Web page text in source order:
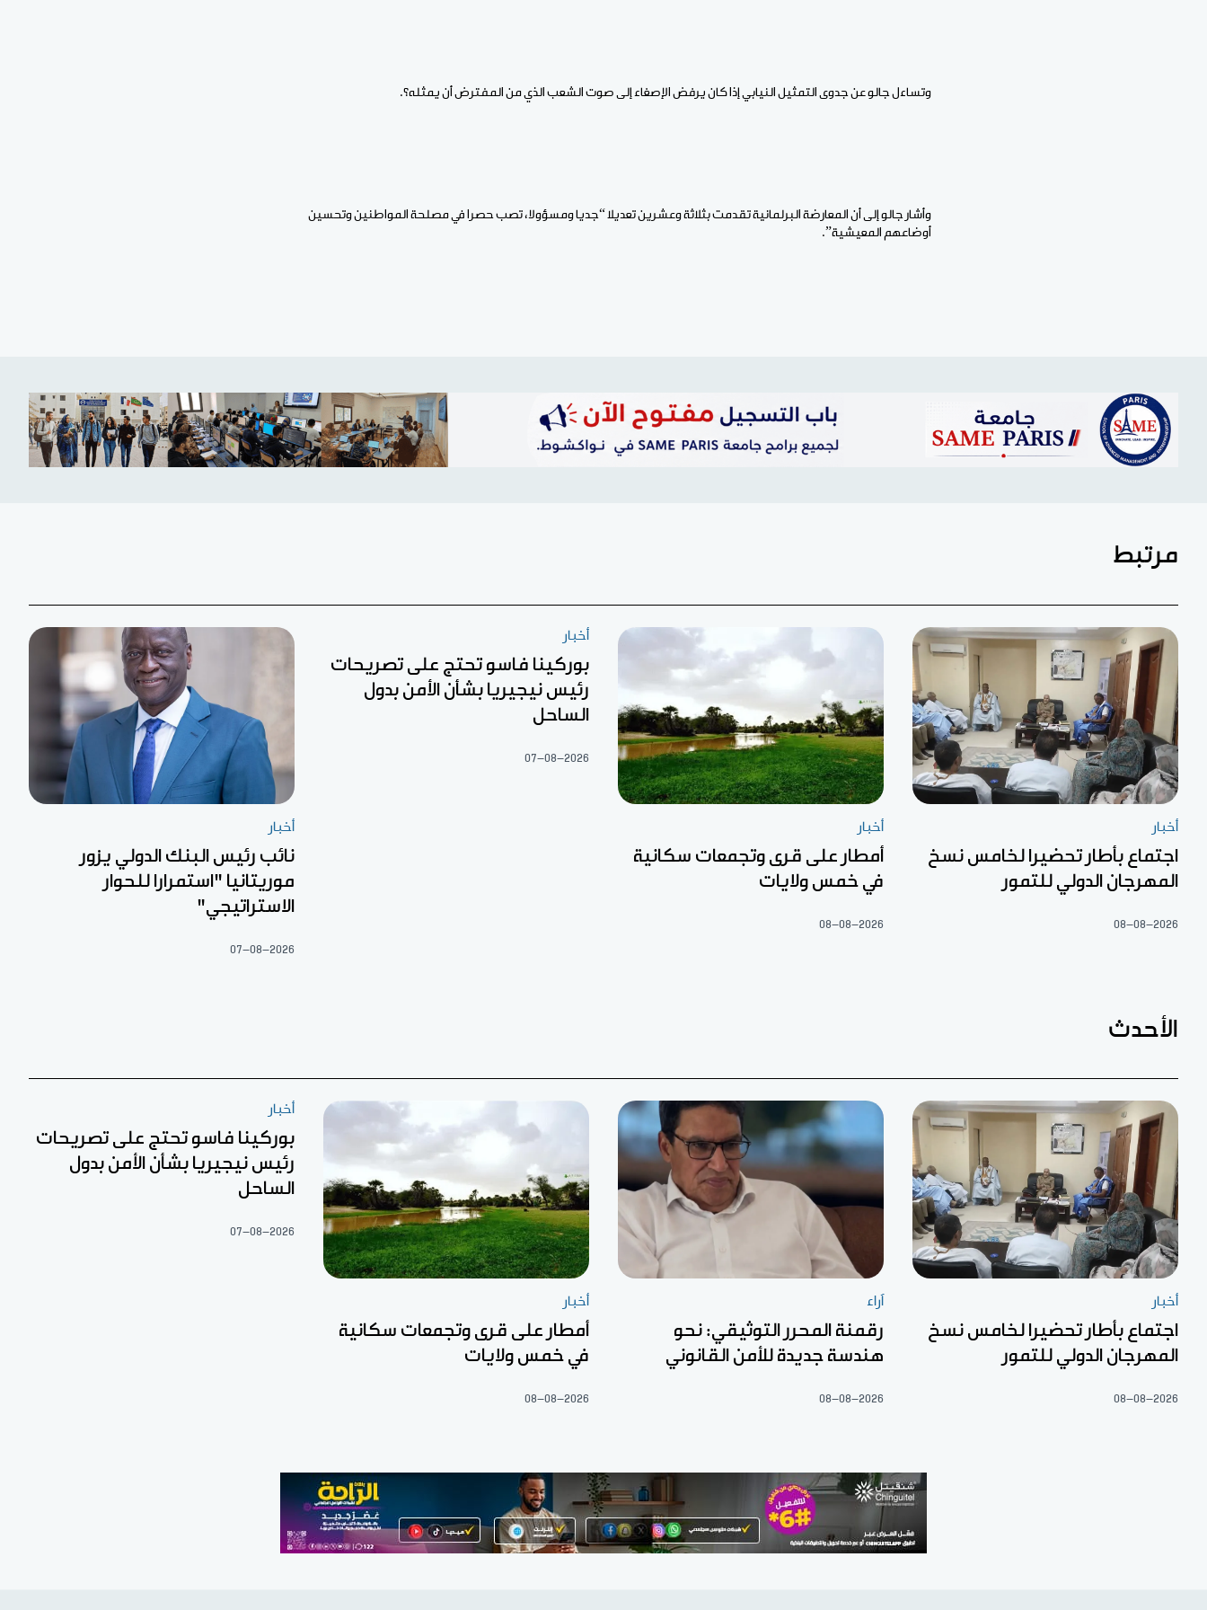
وتساءل جالو عن جدوى التمثيل النيابي إذا كان يرفض الإصغاء إلى صوت الشعب الذي من المفترض أن يمثله؟.
وأشار جالو إلى أن المعارضة البرلمانية تقدمت بثلاثة وعشرين تعديلا “جديا ومسؤولا، تصب حصرا في مصلحة المواطنين وتحسين
أوضاعهم المعيشية”.
مرتبط
أخبار
اجتماع بأطار تحضيرا لخامس نسخ
المهرجان الدولي للتمور
08-08-2026
أخبار
أمطار على قرى وتجمعات سكانية
في خمس ولايات
08-08-2026
أخبار
بوركينا فاسو تحتج على تصريحات
رئيس نيجيريا بشأن الأمن بدول
الساحل
07-08-2026
أخبار
نائب رئيس البنك الدولي يزور
موريتانيا "استمرارا للحوار
الاستراتيجي"
07-08-2026
الأحدث
أخبار
اجتماع بأطار تحضيرا لخامس نسخ
المهرجان الدولي للتمور
08-08-2026
آراء
رقمنة المحرر التوثيقي: نحو
هندسة جديدة للأمن القانوني
08-08-2026
أخبار
أمطار على قرى وتجمعات سكانية
في خمس ولايات
08-08-2026
أخبار
بوركينا فاسو تحتج على تصريحات
رئيس نيجيريا بشأن الأمن بدول
الساحل
07-08-2026